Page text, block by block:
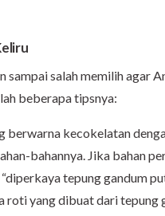
salah memilih agar
beberapa tipsnya:
berwarna kecokelatan
bahannya. Jika bahan
“diperkaya tepung gandum
roti yang dibuat dari tepung